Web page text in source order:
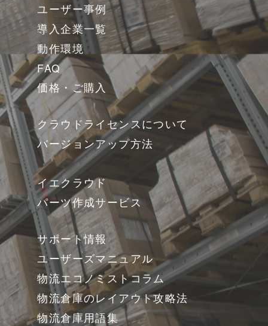
ユーザー事例
導入企業一覧
動作環境
FAQ
価格・ご購入
クラウドライセンスについて
バージョンアップ方法
イエクラウド
パーツ作成サービス
サポート情報
ユーザーズマニュアル
物流エコノミストコラム
物流倉庫のレイアウト攻略法
物流倉庫用語集